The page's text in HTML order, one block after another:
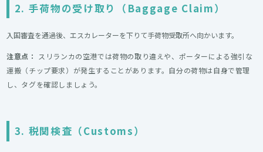
2. 手荷物の受け取り（Baggage Claim）
入国審査を通過後、エスカレーターを下りて手荷物受取所へ向かいます。
注意点：
スリランカの空港では荷物の取り違えや、ポーターによる強引な
運搬（チップ要求）が発生することがあります。自分の荷物は自身で管理
し、タグを確認しましょう。
3. 税関検査（Customs）